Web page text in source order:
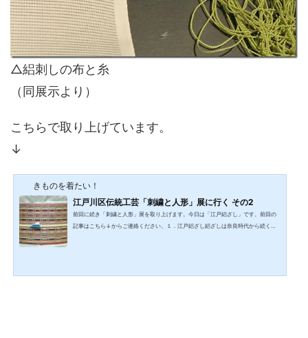
△絽刺しの布と糸
（同展示より）
こちらで取り上げています。
↓
きものを着たい！
江戸川区伝統工芸「刺繍と人形」展に行く その2
前回に続き「刺繍と人形」展を取り上げます。今日は「江戸絽ざし」です。前回の
記事はこちら↓からご連絡ください。１．江戸絽ざし絽ざしは奈良時代から続く日